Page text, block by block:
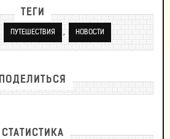
ТЕГИ
ПУТЕШЕСТВИЯ , НОВОСТИ
ПОДЕЛИТЬСЯ
СТАТИСТИКА